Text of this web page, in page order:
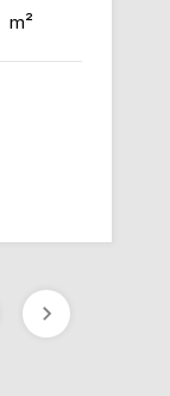
m²